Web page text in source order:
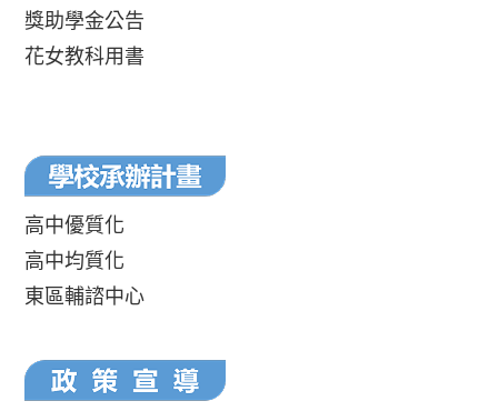
獎助學金公告
花女教科用書
高中優質化
高中均質化
東區輔諮中心